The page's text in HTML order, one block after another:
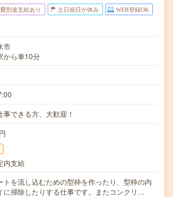
別途支給あり 土日祝日が休み WEB登録OK
市
から車10分
事できる方、大歓迎！
内支給
トを流し込むための型枠を作ったり、型枠の内
に掃除したりする仕事です。またコンクリ…